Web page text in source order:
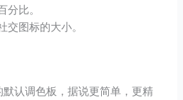
分比。
交图标的大小。
认调色板，据说更简单，更精